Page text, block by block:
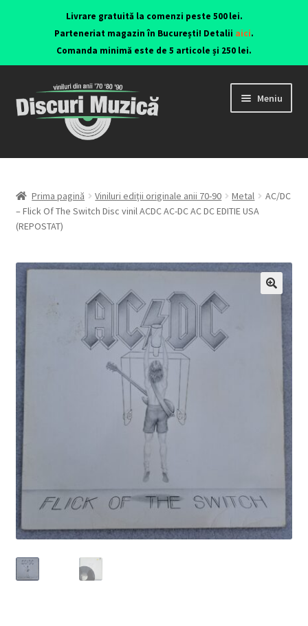
Livrare gratuită la comenzi peste 500 lei.
Parteneriat magazin în București! Detalii aici.
Comanda minimă este de 5 articole și 250 lei.
Meniu
Viniluri ediții originale anii 70-90
CD-uri originale
Contact
Echipamente
Listă produse
lei0,00
Prima pagină Viniluri ediții originale anii 70-90 Metal
AC/DC
– Flick Of The Switch Disc vinil ACDC AC-DC AC DC EDITIE USA
(REPOSTAT)